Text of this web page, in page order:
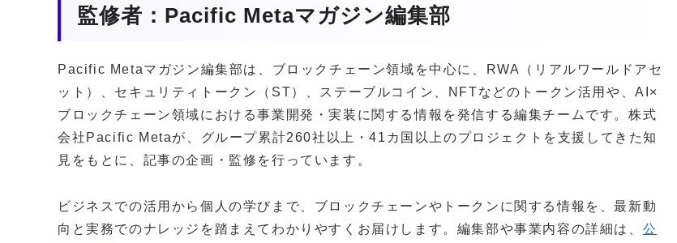
監修者：Pacific Metaマガジン編集部
Pacific Metaマガジン編集部は、ブロックチェーン領域を中心に、RWA（リアルワールドアセ
ット）、セキュリティトークン（ST）、ステーブルコイン、NFTなどのトークン活用や、AI×
ブロックチェーン領域における事業開発・実装に関する情報を発信する編集チームです。株式
会社Pacific Metaが、グループ累計260社以上・41カ国以上のプロジェクトを支援してきた知
見をもとに、記事の企画・監修を行っています。
ビジネスでの活用から個人の学びまで、ブロックチェーンやトークンに関する情報を、最新動
向と実務でのナレッジを踏まえてわかりやすくお届けします。編集部や事業内容の詳細は、 公